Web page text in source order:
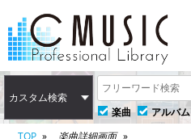
カスタム検索
楽曲
アルバム